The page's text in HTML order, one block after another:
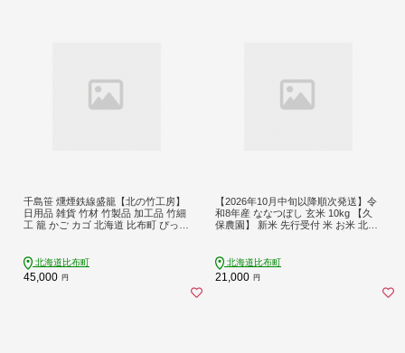
千島笹 燻煙鉄線盛籠【北の竹工房】
日用品 雑貨 竹材 竹製品 加工品 竹細
工 籠 かご カゴ 北海道 比布町 ぴっぷ
北海道比布町
45,000 円
【2026年10月中旬以降順次発送】令
和8年産 ななつぼし 玄米 10kg 【久
保農園】 新米 先行受付 米 お米 北海
北海道比布町
21,000 円